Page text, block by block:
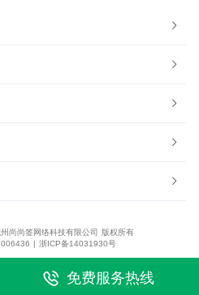
尚尚签网络科技有限公司 版权所有
| 浙ICP备14031930号
免费服务热线